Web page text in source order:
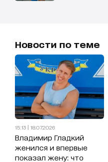
Новости по теме
15:13 | 18.07.2026
Владимир Гладкий
женился и впервые
показал жену: что